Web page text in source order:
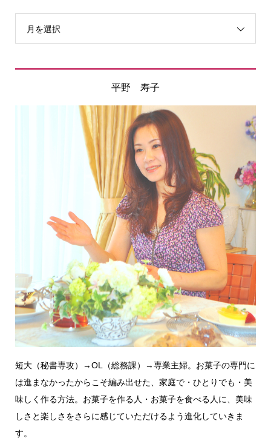
月を選択
平野 寿子
短大（秘書専攻）→OL（総務課）→専業主婦。お菓子の専門に
は進まなかったからこそ編み出せた、家庭で・ひとりでも・美
味しく作る方法。お菓子を作る人・お菓子を食べる人に、美味
しさと楽しさをさらに感じていただけるよう進化していきま
す。